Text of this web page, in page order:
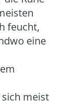
feucht,
eine
meist